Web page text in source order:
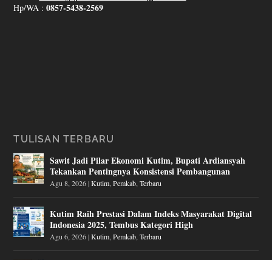
Hp/WA :0857-5438-2569
TULISAN TERBARU
Sawit Jadi Pilar Ekonomi Kutim, Bupati Ardiansyah
Tekankan Pentingnya Konsistensi Pembangunan
Agu 8, 2026|Kutim,Pemkab,Terbaru
Kutim Raih Prestasi Dalam Indeks Masyarakat Digital
Indonesia 2025, Tembus Kategori High
Agu 6, 2026|Kutim,Pemkab,Terbaru